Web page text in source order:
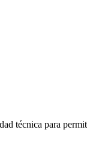
técnica para